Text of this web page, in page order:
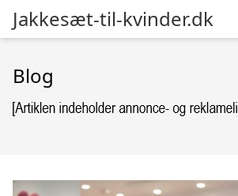
Jakkesæt-til-kvinder.dk
Blog